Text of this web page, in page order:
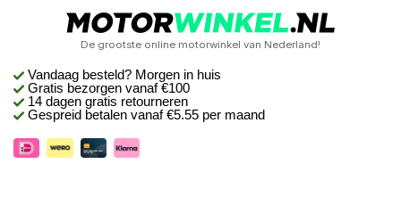
De grootste online motorwinkel van Nederland!
Vandaag besteld? Morgen in huis
Gratis bezorgen vanaf €100
14 dagen gratis retourneren
Gespreid betalen vanaf €5.55 per maand